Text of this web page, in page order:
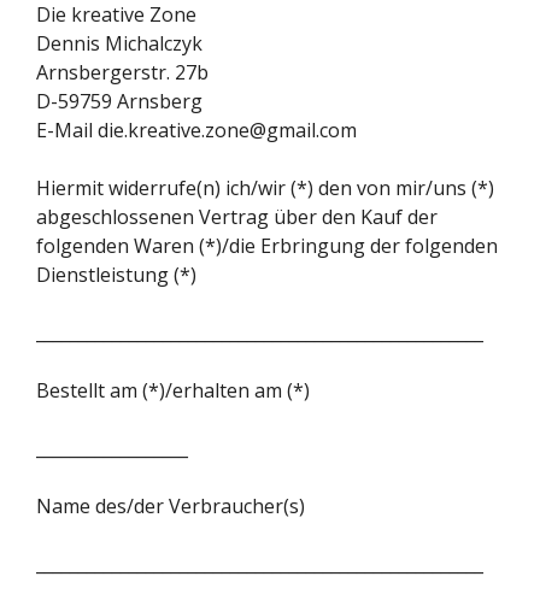
Die kreative Zone
Dennis Michalczyk
Arnsbergerstr. 27b
D-59759 Arnsberg
E-Mail die.kreative.zone@gmail.com
Hiermit widerrufe(n) ich/wir (*) den von mir/uns (*)
abgeschlossenen Vertrag über den Kauf der
folgenden Waren (*)/die Erbringung der folgenden
Dienstleistung (*)
Bestellt am (*)/erhalten am (*)
Name des/der Verbraucher(s)